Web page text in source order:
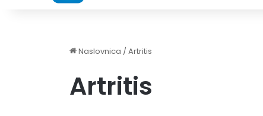
Naslovnica /Artritis
Artritis